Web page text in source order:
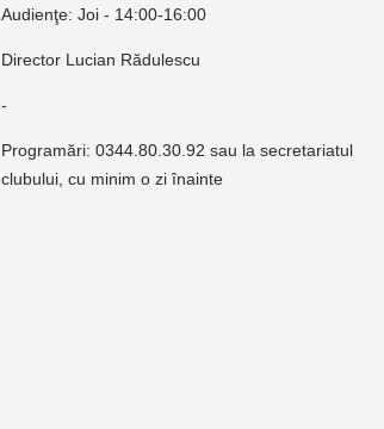
Audienţe: Joi - 14:00-16:00
Director Lucian Rădulescu
-
Programări: 0344.80.30.92 sau la secretariatul
clubului, cu minim o zi înainte